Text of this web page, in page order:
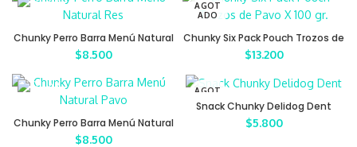
Chunky Perro Barra Menú Natural
Res
$8.500
AGOT
ADO
Chunky Six Pack Pouch Trozos de
Pavo X 100 gr.
$13.200
Chunky Perro Barra Menú Natural
Pavo
$8.500
AGOT
Snack Chunky Delidog Dent
$5.800